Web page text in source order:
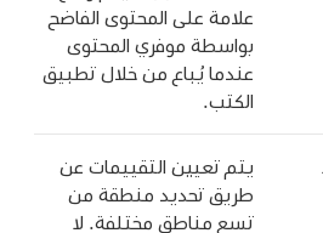
علامة على المحتوى الفاضح
بواسطة موفري المحتوى
عندما يُباع من خلال تطبيق
الكتب.
يتم تعيين التقييمات عن
طريق تحديد منطقة من
تسع مناطق مختلفة. لا